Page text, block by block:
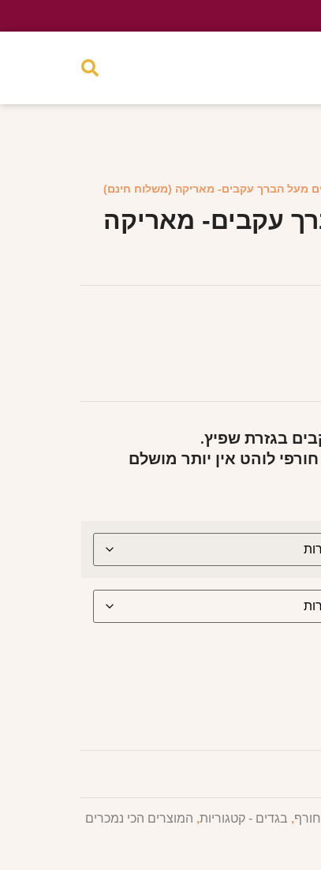
מעל הברך עקבים- מאריקה (משלוח חינם)
עקבים- מאריקה
בגזרת שפיץ.
לוהט אין יותר מושלם
, בגדים - קטגוריות, המוצרים הכי נמכרים